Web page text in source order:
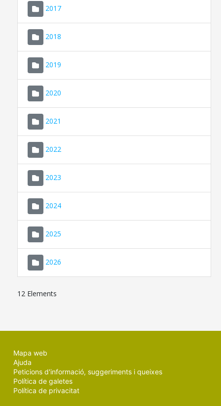
2017
2018
2019
2020
2021
2022
2023
2024
2025
2026
12 Elements
Mapa web
Ajuda
Peticions d'informació, suggeriments i queixes
Política de galetes
Política de privacitat